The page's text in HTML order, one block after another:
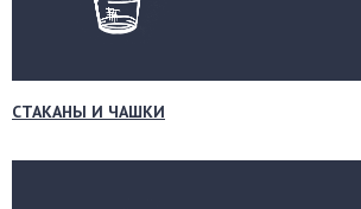
СТАКАНЫ И ЧАШКИ